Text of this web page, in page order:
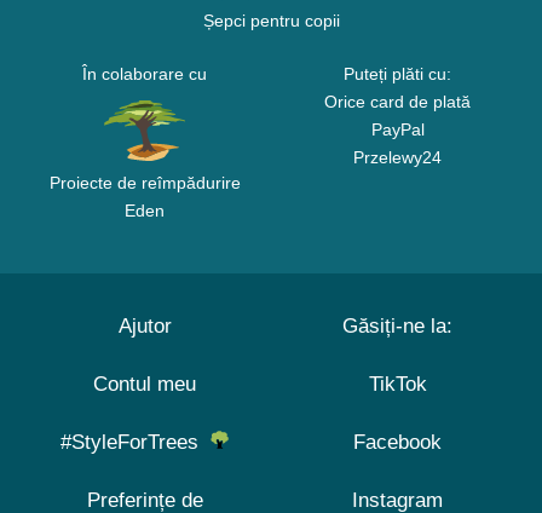
Șepci pentru copii
În colaborare cu
Proiecte de reîmpădurire
Eden
Puteți plăti cu:
Orice card de plată
PayPal
Przelewy24
Ajutor
Contul meu
#StyleForTrees
Preferințe de
Găsiți-ne la:
TikTok
Facebook
Instagram